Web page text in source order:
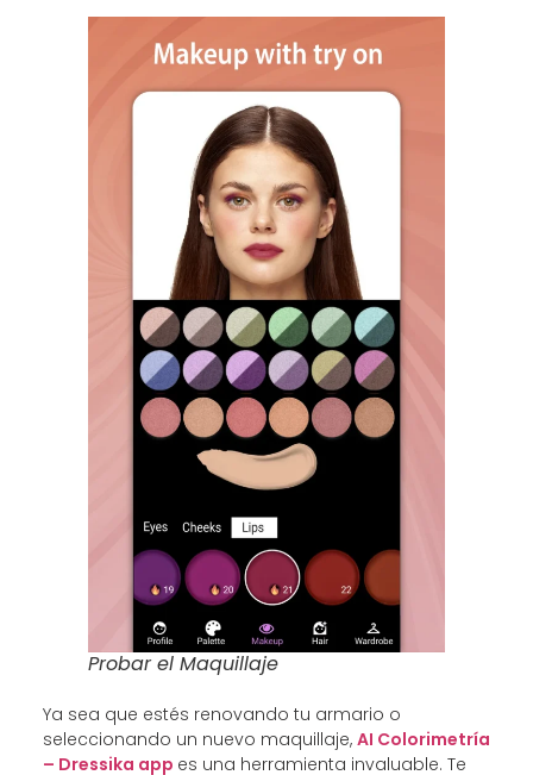
Probar el Maquillaje
Ya sea que estés renovando tu armario o
seleccionando un nuevo maquillaje, AI Colorimetría
– Dressika app es una herramienta invaluable. Te